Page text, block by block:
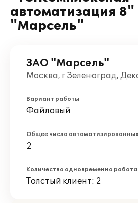
автоматизация 8"
"Марсель"
ЗАО "Марсель"
Москва, г Зеленоград,
Вариант работы
Файловый
Общее число
2
Количество одновременно
Толстый клиент: 2